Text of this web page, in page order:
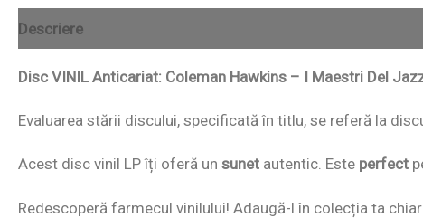
Descriere
Disc VINIL Anticariat: Coleman Hawkins – I Maestri Del
Evaluarea stării discului, specificată în titlu, se referă la
Acest disc vinil LP îți oferă un sunet autentic. Este perfect
Redescoperă farmecul vinilului! Adaugă-l în colecția ta chiar